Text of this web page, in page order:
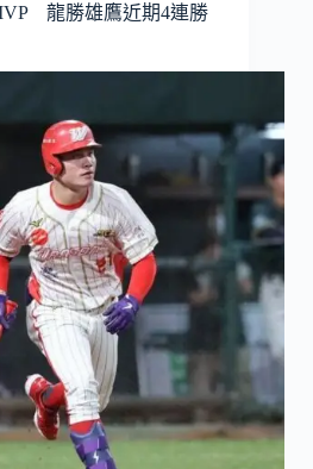
龍勝雄鷹近期4連勝